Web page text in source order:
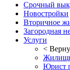
Срочный
Новостройки
Вторичное
Загородная
Услуги
<
Юрист